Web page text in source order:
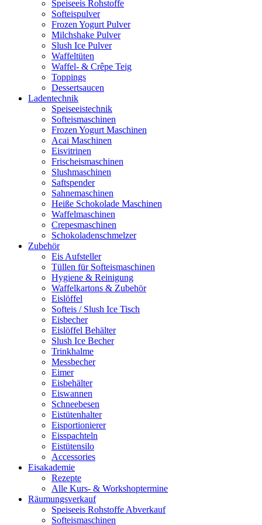
Speiseeis Rohstoffe
Softeispulver
Frozen Yogurt Pulver
Milchshake Pulver
Slush Ice Pulver
Waffeltüten
Waffel- & Crêpe Teig
Toppings
Dessertsaucen
Ladentechnik
Speiseeistechnik
Softeismaschinen
Frozen Yogurt Maschinen
Acai Maschinen
Eisvitrinen
Frischeismaschinen
Slushmaschinen
Saftspender
Sahnemaschinen
Heiße Schokolade Maschinen
Waffelmaschinen
Crepesmaschinen
Schokoladenschmelzer
Zubehör
Eis Aufsteller
Tüllen für Softeismaschinen
Hygiene & Reinigung
Waffelkartons & Zubehör
Eislöffel
Softeis / Slush Ice Tisch
Eisbecher
Eislöffel Behälter
Slush Ice Becher
Trinkhalme
Messbecher
Eimer
Eisbehälter
Eiswannen
Schneebesen
Eistütenhalter
Eisportionierer
Eisspachteln
Eistütensilo
Accessories
Eisakademie
Rezepte
Alle Kurs- & Workshoptermine
Räumungsverkauf
Speiseeis Rohstoffe Abverkauf
Softeismaschinen